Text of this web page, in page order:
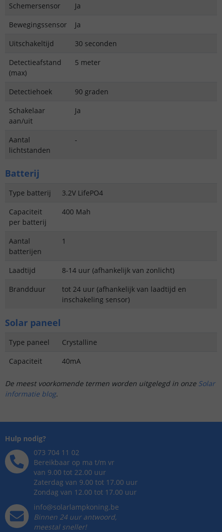
Schemersensor
Ja
Bewegingssensor
Ja
Uitschakeltijd
30 seconden
Detectieafstand
(max)
5 meter
Detectiehoek
90 graden
Schakelaar
aan/uit
Ja
Aantal
lichtstanden
-
Batterij
Type batterij
3.2V LifePO4
Capaciteit
per batterij
400 Mah
Aantal
batterijen
1
Laadtijd
8-14 uur (afhankelijk van zonlicht)
Brandduur
tot 24 uur (afhankelijk van laadtijd en
inschakeling sensor)
Solar paneel
Type paneel
Crystalline
Capaciteit
40mA
De meest voorkomende termen worden uitgelegd in onze Solar
informatie blog.
Hulp nodig?
073 704 11 02
Bereikbaar op ma t/m vr
van 9.00 tot 22.00 uur
Zaterdag van 9.00 tot 17.00 uur
Zondag van 12.00 tot 17.00 uur
info@solarlampkoning.be
Binnen 24 uur antwoord,
meestal sneller!